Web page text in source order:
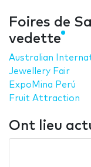
Foires de
vedette
Australian
Jewellery Fair
ExpoMina Perú
Fruit Attraction
Ont lieu